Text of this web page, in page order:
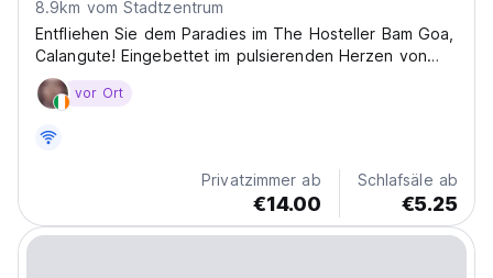
8.9km vom Stadtzentrum
Entfliehen Sie dem Paradies im The Hosteller Bam Goa,
Calangute! Eingebettet im pulsierenden Herzen von
Calangute, Goa, bietet unser Hostel einen stilvollen
und sozialen Rückzugsort für Reisende, die
vor,...
vor Ort
Privatzimmer ab
€14.00
Schlafsäle ab
€5.25